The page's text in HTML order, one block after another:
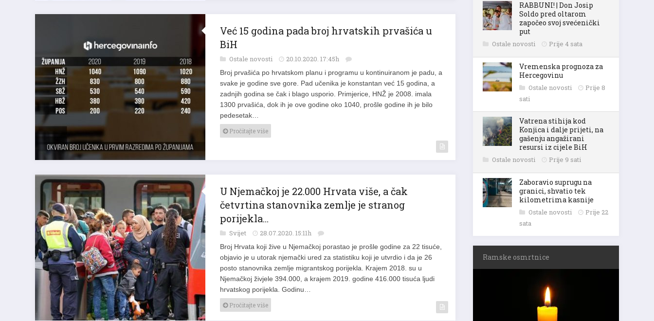
Već 15 godina pada broj hrvatskih prvašića u
BiH
Ostale novosti 20.10.2020. 17:45h
Broj prvašića po hrvatskom planu i programu u kontinuiranom je padu, a
svake je godine sve gore. Pad učenika je konstantan već 15 godina, a
zadnjih godina se čak i blago usporio. Primjerice, HNŽ je 2008. imala
1300 prvašića, dok ih je ove godine oko 1040, prošle godine ih je bilo
pedesetak…
Pročitajte više
U Njemačkoj je 22.000 Hrvata više, a čak
četvrtina stanovnika zemlje je stranog
porijekla…
Svijet 28.07.2020. 15:11h
Broj Hrvata koji žive u Njemačkoj porastao je prošle godine za 22 tisuće,
objavio je u utorak njemački ured za statistiku koji je utvrdio i da je 26
posto stanovnika zemlje migrantskog porijekla. Krajem 2018. su u
Njemačkoj živjele 394.000, a krajem 2019. godine 416.000 tisuća ljudi
hrvatskog porijekla. Godinu…
Pročitajte više
RABBUNI! | Don Josip
Soldo pred oltarom
započeo svoj svećenički
put
Ostale novosti Prije 4 sata
Vremenska prognoza za
Hercegovinu
Ostale novosti
Prije 8
sati
Vatrena stihija kod
Konjica i dalje prijeti, na
gašenju angažirani
resursi iz cijele BiH
Ostale novosti Prije 9 sati
Zaboravio suprugu na
granici, shvatio tek
kilometrima kasnije
Ostale novosti
Prije 22
sata
Ramske osmrtnice